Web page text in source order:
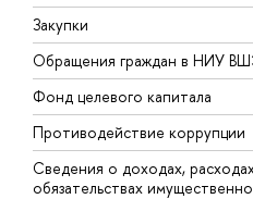
Закупки
Обращения граждан в НИУ
Фонд целевого капитала
Противодействие коррупции
Сведения о доходах,
обязательствах